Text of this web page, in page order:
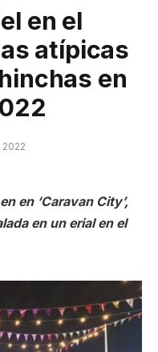
en el
atípicas
en
en ‘Caravan City’,
en un erial en el